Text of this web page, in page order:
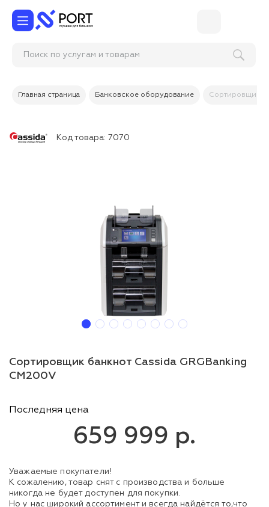
Поиск по услугам и товарам
Главная страница Банковское оборудование Сортировщик
Код товара: 7070
Сортировщик банкнот Cassida GRGBanking
CM200V
Последняя цена
659 999 р.
Уважаемые покупатели!
К сожалению, товар снят с производства и больше
никогда не будет доступен для покупки.
Но у нас широкий ассортимент и всегда найдётся то,что